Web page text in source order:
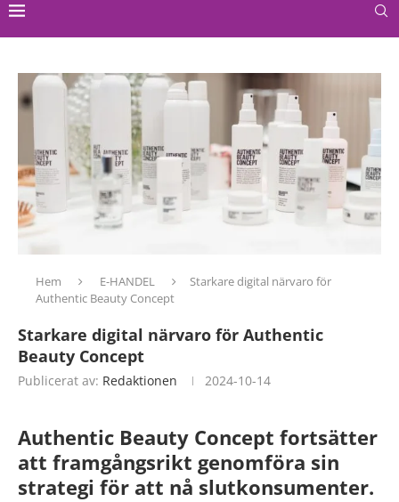
Hem E-HANDEL
Starkare digital närvaro för
Authentic Beauty Concept
Starkare digital närvaro för Authentic
Beauty Concept
Publicerat av: Redaktionen 2024-10-14
Authentic Beauty Concept fortsätter
att framgångsrikt genomföra sin
strategi för att nå slutkonsumenter.